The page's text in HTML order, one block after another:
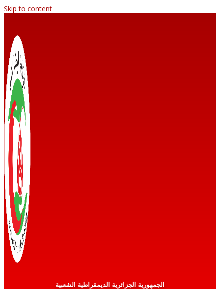
Skip to content
الجمهورية الجزائرية الديمقراطية الشعبية